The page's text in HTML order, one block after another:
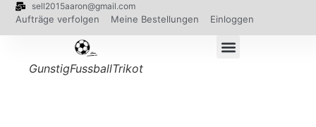
sell2015aaron@gmail.com
Aufträge verfolgen Meine Bestellungen Einloggen
GunstigFussballTrikot